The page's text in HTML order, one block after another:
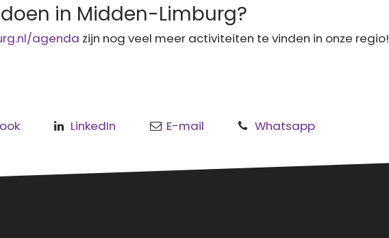
in Midden-Limburg?
agenda zijn nog veel meer activiteiten te vinden in onze regio!
LinkedIn E-mail Whatsapp